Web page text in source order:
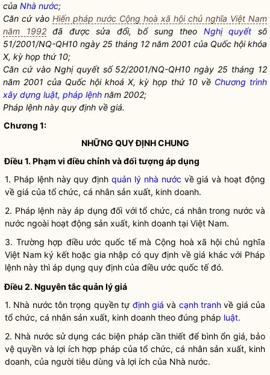
của Nhà nước;
Căn cứ vào Hiến pháp nước Cộng hoà xã hội chủ nghĩa Việt Nam
năm 1992đã được sửa đổi, bổ sung theo Nghị quyết số
51/2001/NQ-QH10 ngày 25 tháng 12 năm 2001 của Quốc hộikhóa
X, kỳ họp thứ 10;
Căn cứ vào Nghị quyếtsố 52/2001/NQ-QH10 ngày 25 tháng 12
năm 2001 của Quốc hộikhoá X, kỳ họp thứ 10 về Chương trình
xây dựng luật, pháp lệnh năm 2002;
Pháp lệnh này quy định về giá.
Chương 1:
NHỮNG QUY ĐỊNH CHUNG
Điều 1. Phạm vi điều chỉnh và đối tượng áp dụng
1. Pháp lệnhnày quy địnhquản lý nhà nước về giá và hoạt động
về giá của tổ chức, cá nhân sản xuất, kinh doanh.
2. Pháp lệnh này áp dụng đối với tổ chức, cá nhân trong nước và
nước ngoài hoạt động sản xuất, kinh doanh tại Việt Nam.
3. Trường hợp điều ước quốc tế mà Cộng hoà xã hội chủ nghĩa
Việt Nam ký kết hoặc gia nhập có quy định về giá khác với Pháp
lệnh này thì áp dụng quy định của điều ước quốc tế đó.
Điều 2. Nguyên tắc quản lý giá
1. Nhà nước tôn trọng quyền tự định giá và cạnh tranhvề giá của
tổ chức, cá nhân sản xuất, kinh doanh theo đúng pháp luật.
2. Nhà nước sử dụng các biện pháp cần thiết để bình ổn giá, bảo
vệ quyền và lợi ích hợp pháp của tổ chức, cá nhân sản xuất, kinh
doanh, của người tiêu dùng và lợi ích của Nhà nước.